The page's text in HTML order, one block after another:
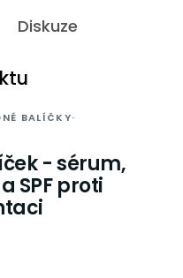
Diskuze
BALÍČKY·
- sérum,
SPF proti